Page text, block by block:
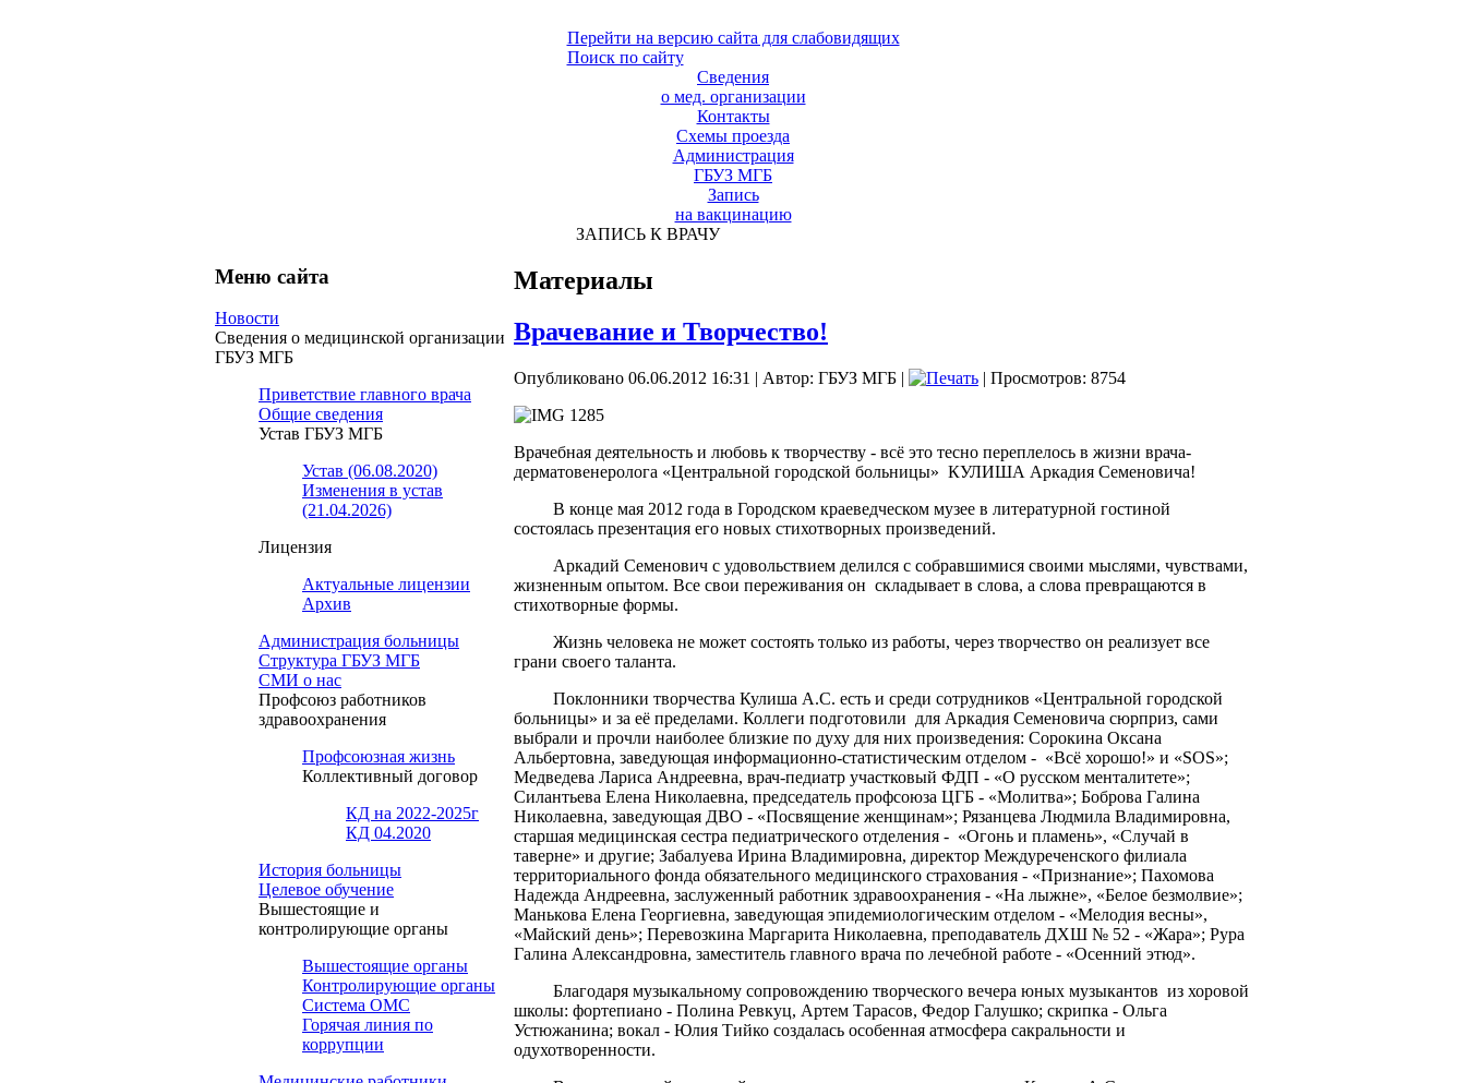
Перейти на версию сайта для слабовидящих
Поиск по сайту
Сведения
о мед. организации
Контакты
Схемы проезда
Администрация
ГБУЗ МГБ
Запись
на вакцинацию
ЗАПИСЬ К ВРАЧУ
Меню сайта
Новости
Сведения о медицинской организации
ГБУЗ МГБ
Приветствие главного врача
Общие сведения
Устав ГБУЗ МГБ
Устав (06.08.2020)
Изменения в устав
(21.04.2026)
Лицензия
Актуальные лицензии
Архив
Администрация больницы
Структура ГБУЗ МГБ
СМИ о нас
Профсоюз работников
здравоохранения
Профсоюзная жизнь
Коллективный договор
КД на 2022-2025г
КД 04.2020
История больницы
Целевое обучение
Вышестоящие и
контролирующие органы
Вышестоящие органы
Контролирующие органы
Система ОМС
Горячая линия по
коррупции
Материалы
Врачевание и Творчество!
Опубликовано 06.06.2012 16:31 | Автор: ГБУЗ МГБ | | Просмотров: 8754
Врачебная деятельность и любовь к творчеству - всё это тесно переплелось в жизни врача-
дерматовенеролога «Центральной городской больницы» КУЛИША Аркадия Семеновича!
В конце мая 2012 года в Городском краеведческом музее в литературной гостиной
состоялась презентация его новых стихотворных произведений.
Аркадий Семенович с удовольствием делился с собравшимися своими мыслями, чувствами,
жизненным опытом. Все свои переживания он складывает в слова, а слова превращаются в
стихотворные формы.
Жизнь человека не может состоять только из работы, через творчество он реализует все
грани своего таланта.
Поклонники творчества Кулиша А.С. есть и среди сотрудников «Центральной городской
больницы» и за её пределами. Коллеги подготовили для Аркадия Семеновича сюрприз, сами
выбрали и прочли наиболее близкие по духу для них произведения: Сорокина Оксана
Альбертовна, заведующая информационно-статистическим отделом - «Всё хорошо!» и «SOS»;
Медведева Лариса Андреевна, врач-педиатр участковый ФДП - «О русском менталитете»;
Силантьева Елена Николаевна, председатель профсоюза ЦГБ - «Молитва»; Боброва Галина
Николаевна, заведующая ДВО - «Посвящение женщинам»; Рязанцева Людмила Владимировна,
старшая медицинская сестра педиатрического отделения - «Огонь и пламень», «Случай в
таверне» и другие; Забалуева Ирина Владимировна, директор Междуреченского филиала
территориального фонда обязательного медицинского страхования - «Признание»; Пахомова
Надежда Андреевна, заслуженный работник здравоохранения - «На лыжне», «Белое безмолвие»;
Манькова Елена Георгиевна, заведующая эпидемиологическим отделом - «Мелодия весны»,
«Майский день»; Перевозкина Маргарита Николаевна, преподаватель ДХШ № 52 - «Жара»; Рура
Галина Александровна, заместитель главного врача по лечебной работе - «Осенний этюд».
Благодаря музыкальному сопровождению творческого вечера юных музыкантов из хоровой
школы: фортепиано - Полина Ревкуц, Артем Тарасов, Федор Галушко; скрипка - Ольга
Устюжанина; вокал - Юлия Тийко создалась особенная атмосфера сакральности и
одухотворенности.